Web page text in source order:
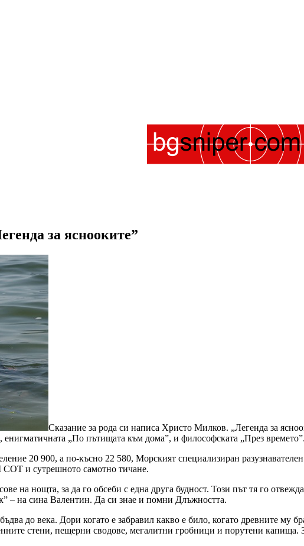
за яснооките”
Сказание за рода си написа Христо Милков. „Легенда за
енигматичната „По пътищата към дома”, и философската „През времето”.
20 900, а по-късно 22 580, Морският специализиран
СОТ и сутрешното самотно тичане.
на нощта, за да го обсеби с една друга будност. Този път тя го
– на сина Валентин. Да си знае и помни Длъжността.
до века. Дори когато е забравил какво е било, когато древните му
стени, пещерни сводове, мегалитни гробници и порутени